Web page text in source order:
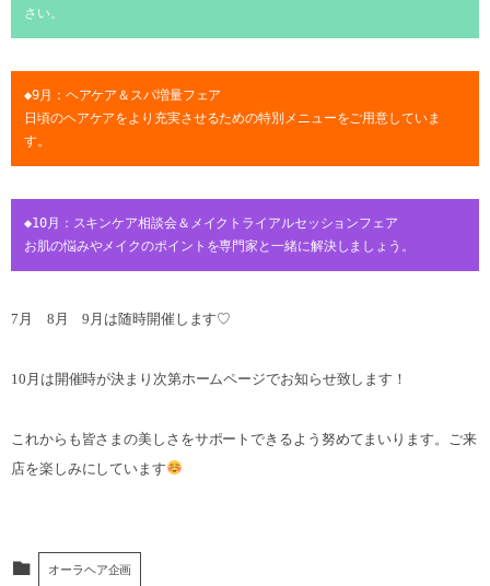
さい。
◆9月：ヘアケア＆スパ増量フェア
日頃のヘアケアをより充実させるための特別メニューをご用意していま
す。
◆10月：スキンケア相談会＆メイクトライアルセッションフェア
お肌の悩みやメイクのポイントを専門家と一緒に解決しましょう。
7月 8月 9月は随時開催します♡
10月は開催時が決まり次第ホームページでお知らせ致します！
これからも皆さまの美しさをサポートできるよう努めてまいります。ご来
店を楽しみにしています
オーラヘア企画